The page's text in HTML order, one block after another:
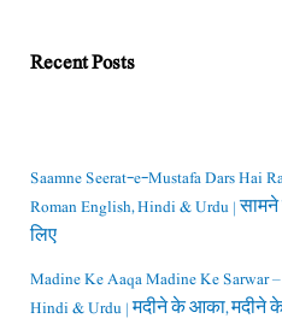
Recent Posts
Saamne Seerat-e-Mustafa Dars Hai
Roman English, Hindi & Urdu |
लिए
Madine Ke Aaqa Madine Ke Sarwar
Hindi & Urdu | मदीने के आका, मदीने